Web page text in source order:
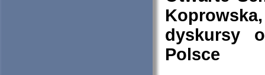
dyskursy
Polsce